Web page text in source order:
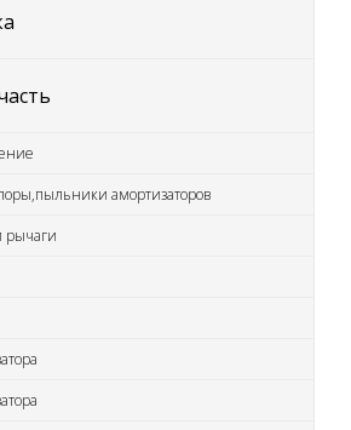
амортизаторов
рычаги